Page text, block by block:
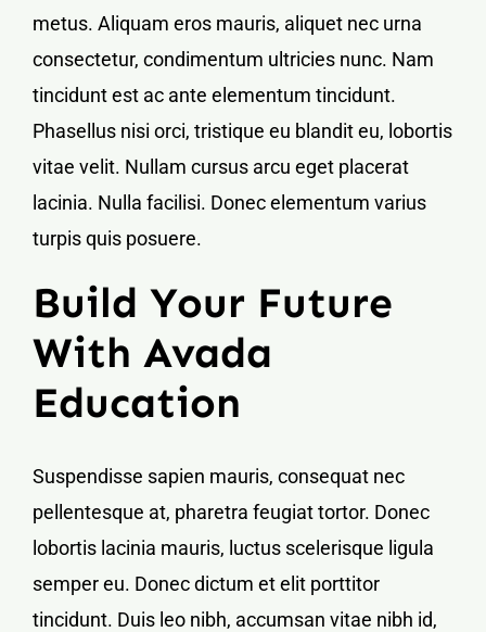
metus. Aliquam eros mauris, aliquet nec urna
consectetur, condimentum ultricies nunc. Nam
tincidunt est ac ante elementum tincidunt.
Phasellus nisi orci, tristique eu blandit eu, lobortis
vitae velit. Nullam cursus arcu eget placerat
lacinia. Nulla facilisi. Donec elementum varius
turpis quis posuere.
Build Your Future
With Avada
Education
Suspendisse sapien mauris, consequat nec
pellentesque at, pharetra feugiat tortor. Donec
lobortis lacinia mauris, luctus scelerisque ligula
semper eu. Donec dictum et elit porttitor
tincidunt. Duis leo nibh, accumsan vitae nibh id,